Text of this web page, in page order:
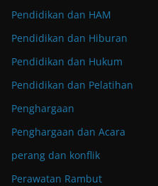
Pendidikan dan HAM
Pendidikan dan Hiburan
Pendidikan dan Hukum
Pendidikan dan Pelatihan
Penghargaan
Penghargaan dan Acara
perang dan konflik
Perawatan Rambut